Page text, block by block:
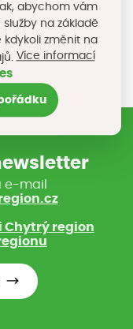
sítích
e-mail
Chytrý region
abychom vám
na základě
kdykoli změnit na
Více informací